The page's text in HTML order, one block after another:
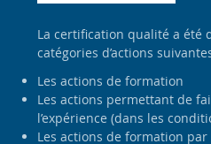
La certification qualité a été
catégories d’actions
Les actions de formation
Les actions permettant de
l’expérience (dans les
Les actions de formation